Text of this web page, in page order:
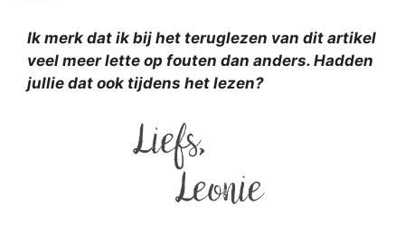
Ik merk dat ik bij het teruglezen van dit artikel
veel meer lette op fouten dan anders. Hadden
jullie dat ook tijdens het lezen?